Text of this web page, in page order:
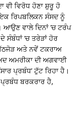
ਵੀ ਵਿਰੋਧ ਹੋਣਾ ਸ਼ੁਰੂ ਹੋ
ਰਿਪਬਲਿਕਨ ਸੰਸਦ ਨੂੰ
ਵਾਲੇ ਦਿਨਾਂ ’ਚ ਟਰੰਪ
ਸੰਬੰਧਾਂ ‘ਚ ਤਰੇੜਾਂ ਹੋਰ
ਅਤੇ ਨਵੇਂ ਟਕਰਾਅ
ਅਮਰੀਕਾ ਦੀ ਅਗਵਾਈ
ਪ੍ਰਬੰਧ’ ਟੁੱਟ ਰਿਹਾ ਹੈ।
ਪ੍ਰਬੰਧ ਬਰਕਰਾਰ ਹੈ,